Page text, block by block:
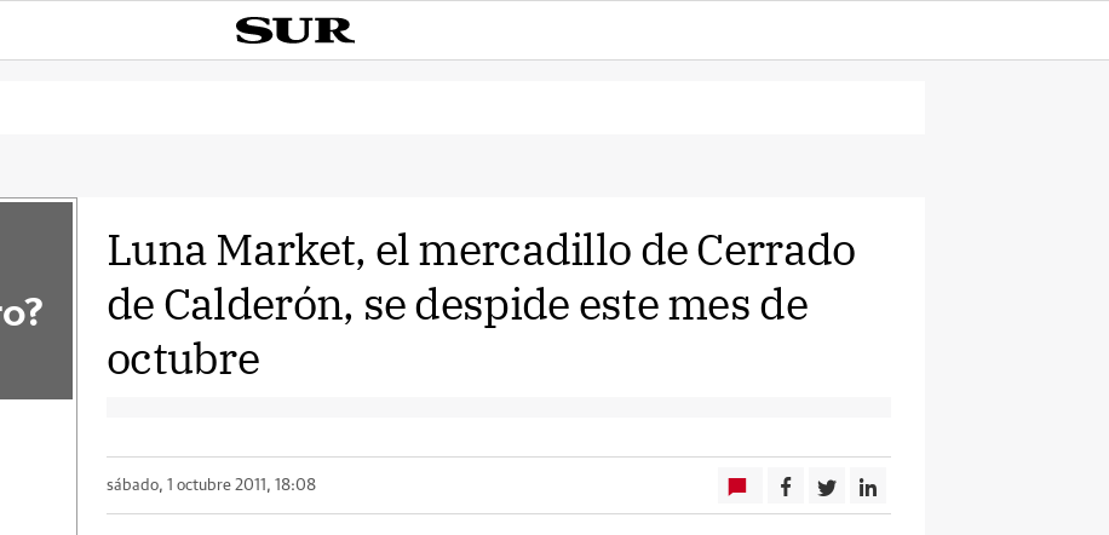
Luna Market, el mercadillo de Cerrado
de Calderón, se despide este mes de
octubre
sábado, 1 octubre 2011, 18:08